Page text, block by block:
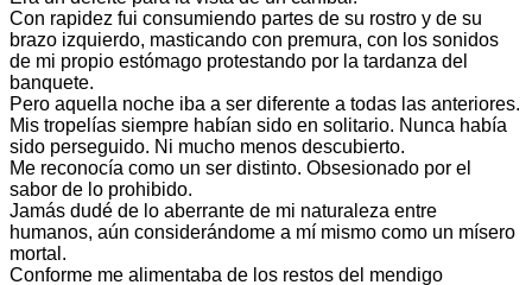
Con rapidez fui consumiendo partes de su rostro y de su
brazo izquierdo, masticando con premura, con los sonidos
de mi propio estómago protestando por la tardanza del
banquete.
Pero aquella noche iba a ser diferente a todas las anteriores.
Mis tropelías siempre habían sido en solitario. Nunca había
sido perseguido. Ni mucho menos descubierto.
Me reconocía como un ser distinto. Obsesionado por el
sabor de lo prohibido.
Jamás dudé de lo aberrante de mi naturaleza entre
humanos, aún considerándome a mí mismo como un mísero
mortal.
Conforme me alimentaba de los restos del mendigo